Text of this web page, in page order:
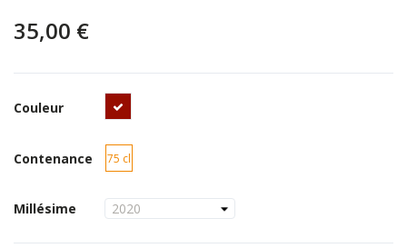
35,00 €
Couleur
Contenance 75 cl
Millésime